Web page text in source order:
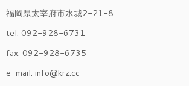
福岡県太宰府市水城2-21-8
tel: 092-928-6731
fax: 092-928-6735
e-mail: info@krz.cc